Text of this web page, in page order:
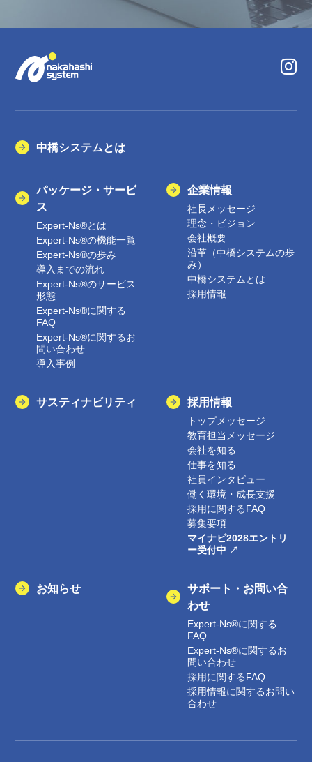
中橋システムとは
パッケージ・サービ
ス
Expert-Ns®とは
Expert-Ns®の機能一覧
Expert-Ns®の歩み
導入までの流れ
Expert-Ns®のサービス
形態
Expert-Ns®に関する
FAQ
Expert-Ns®に関するお
問い合わせ
導入事例
企業情報
社長メッセージ
理念・ビジョン
会社概要
沿革（中橋システムの歩
み）
中橋システムとは
採用情報
サスティナビリティ 採用情報
トップメッセージ
教育担当メッセージ
会社を知る
仕事を知る
社員インタビュー
働く環境・成長支援
採用に関するFAQ
募集要項
マイナビ2028エントリ
ー受付中
お知らせ
サポート・お問い合
わせ
Expert-Ns®に関する
FAQ
Expert-Ns®に関するお
問い合わせ
採用に関するFAQ
採用情報に関するお問い
合わせ